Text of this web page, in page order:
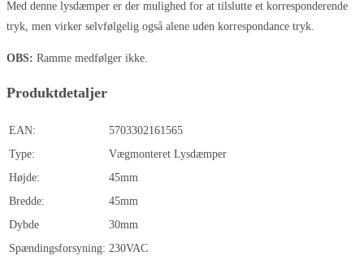
Med denne lysdæmper er der mulighed for at tilslutte et korresponderende
tryk, men virker selvfølgelig også alene uden korrespondance tryk.
OBS: Ramme medfølger ikke.
Produktdetaljer
EAN:
5703302161565
Type:
Vægmonteret Lysdæmper
Højde:
45mm
Bredde:
45mm
Dybde
30mm
Spændingsforsyning: 230VAC